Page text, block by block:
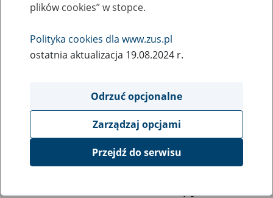
Rodzaj wydarzenia
Szkolenia
Obszar merytoryczny
obsługa klientów
Opis wydarzenia
Platforma Usług Elektronicznych ZUS eZUS
plików cookies” w stopce.
Polityka cookies dla www.zus.pl
ostatnia aktualizacja 19.08.2024 r.
Odrzuć opcjonalne
Zarządzaj opcjami
Przejdź do serwisu